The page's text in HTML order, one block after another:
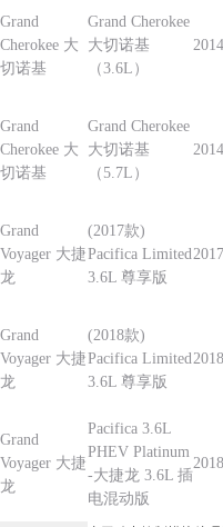
Grand
Cherokee 大
切诺基
Grand Cherokee
大切诺基
（3.6L）
Grand
Cherokee 大
切诺基
Grand Cherokee
大切诺基
（5.7L）
2014
Grand
Voyager 大捷
龙
(2017款)
Pacifica Limited
3.6L 尊享版
2017
Grand
Voyager 大捷
龙
(2018款)
Pacifica Limited
3.6L 尊享版
2018
Grand
Voyager 大捷
龙
Pacifica 3.6L
PHEV Platinum
-大捷龙 3.6L 插
电混动版
2018